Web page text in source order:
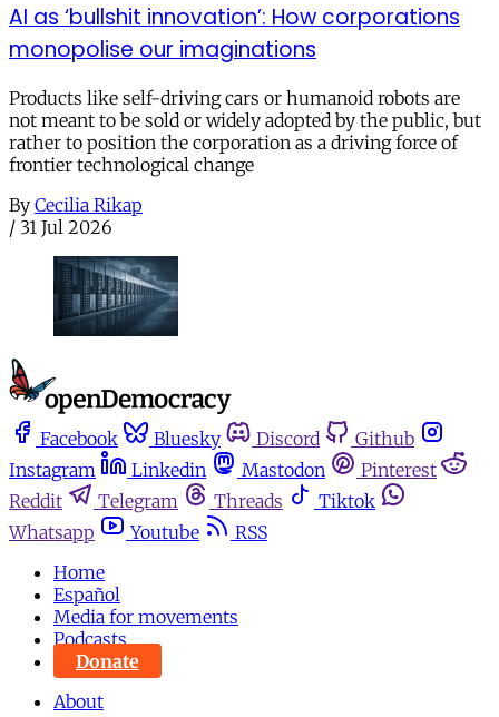
AI as ‘bullshit innovation’: How corporations
monopolise our imaginations
Products like self-driving cars or humanoid robots are
not meant to be sold or widely adopted by the public, but
rather to position the corporation as a driving force of
frontier technological change
By Cecilia Rikap
/ 31 Jul 2026
Facebook Bluesky Discord
Github
Instagram
Linkedin Mastodon
Pinterest
Reddit
Telegram Threads
Tiktok
Whatsapp
Youtube
RSS
Home
Español
Media for movements
Podcasts
Donate
About